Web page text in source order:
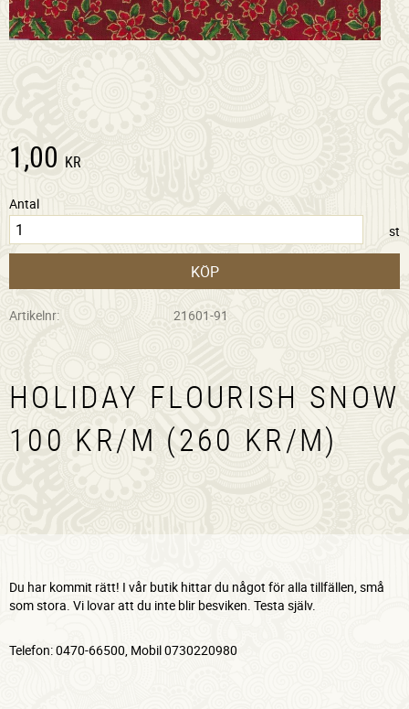
1,00 KR
Antal
st
KÖP
Artikelnr 21601-91
HOLIDAY FLOURISH SNOW
100 KR/M (260 KR/M)
Du har kommit rätt! I vår butik hittar du något för alla tillfällen, små
som stora. Vi lovar att du inte blir besviken. Testa själv.
Telefon: 0470-66500, Mobil 0730220980